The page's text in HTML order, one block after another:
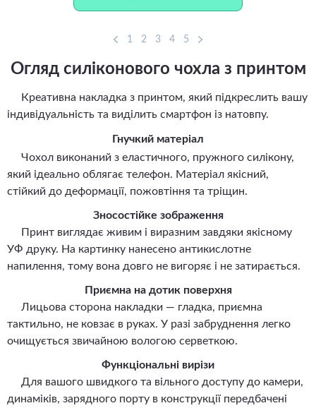
1 2 3 4 5
Огляд силіконового чохла з принтом
Креативна накладка з принтом, який підкреслить вашу
індивідуальність та виділить смартфон із натовпу.
Гнучкий матеріал
Чохол виконаний з еластичного, пружного силікону,
який ідеально облягає телефон. Матеріал якісний,
стійкий до деформації, пожовтіння та тріщин.
Зносостійке зображення
Принт виглядає живим і виразним завдяки якісному
УФ друку. На картинку нанесено антикислотне
напилення, тому вона довго не вигоряє і не затирається.
Приємна на дотик поверхня
Лицьова сторона накладки — гладка, приємна
тактильно, не ковзає в руках. У разі забруднення легко
очищується звичайною вологою серветкою.
Функціональні вирізи
Для вашого швидкого та вільного доступу до камери,
динаміків, зарядного порту в конструкції передбачені